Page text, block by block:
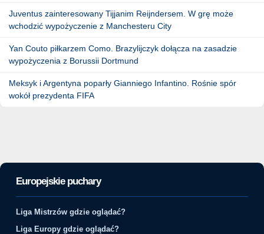
Juventus zainteresowany Tijjanim Reijndersem. W grę może
wchodzić wypożyczenie z Manchesteru City
Yan Couto piłkarzem Como. Brazylijczyk dołącza na zasadzie
wypożyczenia z Borussii Dortmund
Meksyk i Argentyna poparły Gianniego Infantino. Rośnie spór
wokół prezydenta FIFA
Europejskie puchary
Liga Mistrzów gdzie oglądać?
Liga Europy gdzie oglądać?